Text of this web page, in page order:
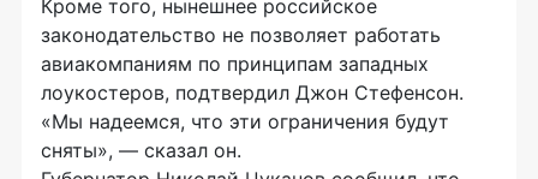
Кроме того, нынешнее российское
законодательство не позволяет работать
авиакомпаниям по принципам западных
лоукостеров, подтвердил Джон Стефенсон.
«Мы надеемся, что эти ограничения будут
сняты», — сказал он.